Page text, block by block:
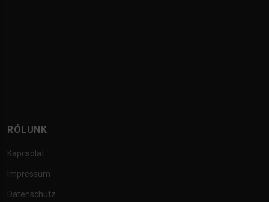
RÓLUNK
Kapcsolat
Impressum
Datenschutz